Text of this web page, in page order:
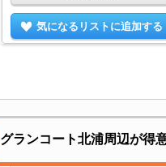
気になるリストに追加する
グランコート北浦周辺が得